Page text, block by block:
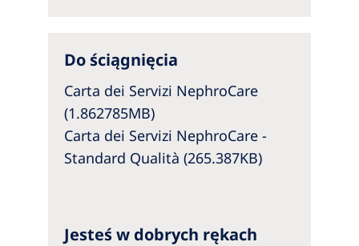
North America
United States of America
NephroCare International
Global Website
Do ściągnięcia
Carta dei Servizi NephroCare
(1.862785MB)
Carta dei Servizi NephroCare -
Standard Qualità (265.387KB)
Jesteś w dobrych rękach